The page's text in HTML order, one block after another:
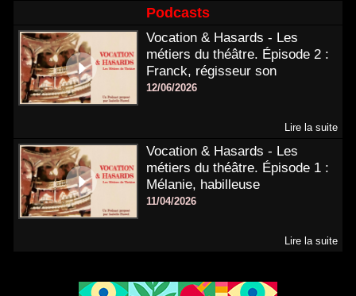
Podcasts
Vocation & Hasards - Les
métiers du théâtre. Épisode 2 :
Franck, régisseur son
12/06/2026
Lire la suite
Vocation & Hasards - Les
métiers du théâtre. Épisode 1 :
Mélanie, habilleuse
11/04/2026
Lire la suite